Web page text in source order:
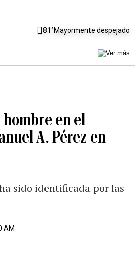
81°Mayormente despejado
en el
A. Pérez en
sido identificada por las
AM